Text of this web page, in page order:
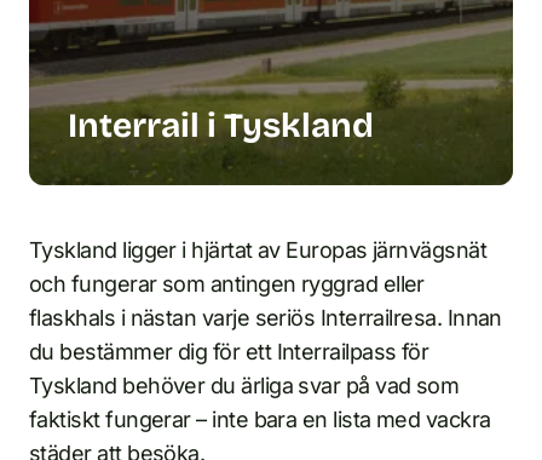
Interrail i Tyskland
Tyskland ligger i hjärtat av Europas järnvägsnät
och fungerar som antingen ryggrad eller
flaskhals i nästan varje seriös Interrailresa. Innan
du bestämmer dig för ett Interrailpass för
Tyskland behöver du ärliga svar på vad som
faktiskt fungerar – inte bara en lista med vackra
städer att besöka.